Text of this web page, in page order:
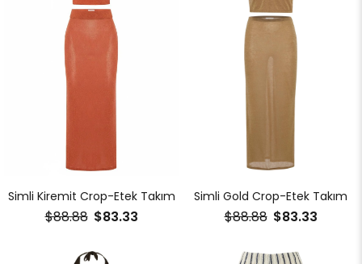
Simli Kiremit Crop-Etek Takım
$83.33
$88.88
Simli Gold Crop-Etek Takım
$83.33
$88.88